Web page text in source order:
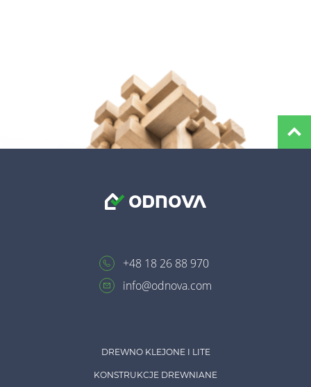
+48 18 26 88 970
info@odnova.com
DREWNO KLEJONE I LITE
KONSTRUKCJE DREWNIANE